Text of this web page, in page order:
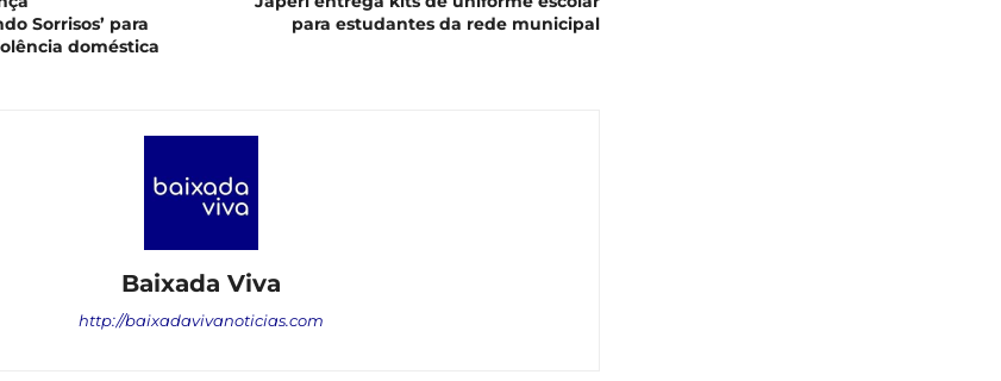
Sorrisos’ para
doméstica
para estudantes da rede municipal
Baixada Viva
http://baixadavivanoticias.com